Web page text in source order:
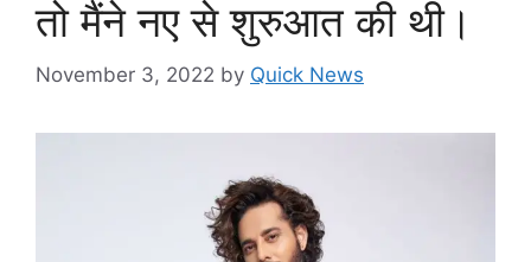
तो मैंने नए से शुरुआत की थी।
November 3, 2022 by Quick News